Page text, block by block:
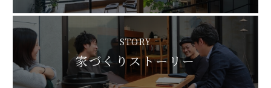
STORY
家づくりストーリー